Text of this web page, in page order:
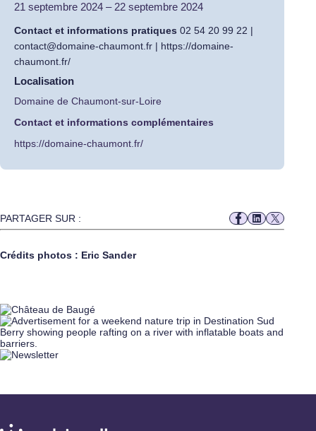
21 septembre 2024 – 22 septembre 2024
Contact et informations pratiques 02 54 20 99 22 |
contact@domaine-chaumont.fr | https://domaine-
chaumont.fr/
Localisation
Domaine de Chaumont-sur-Loire
Contact et informations complémentaires
https://domaine-chaumont.fr/
PARTAGER SUR :
Crédits photos : Eric Sander